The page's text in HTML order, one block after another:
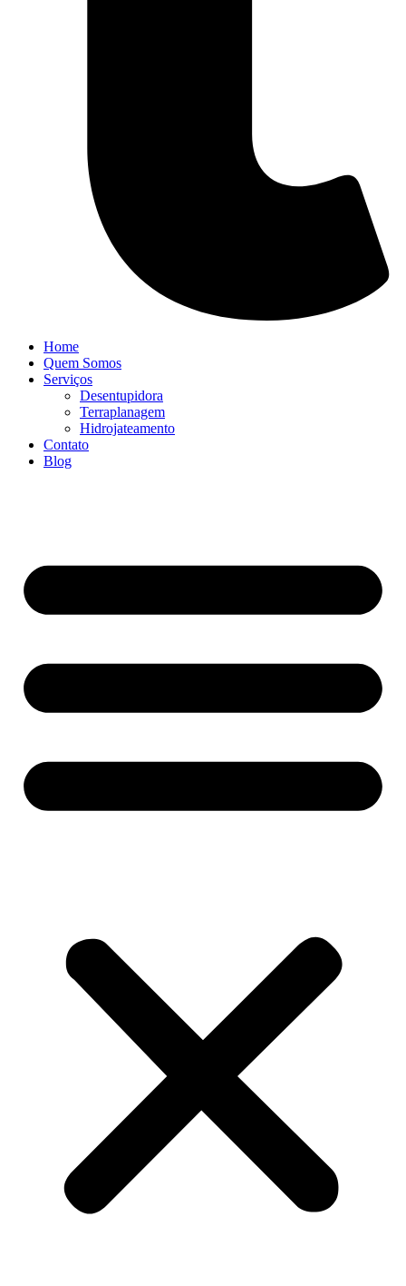
Home
Quem Somos
Serviços
Desentupidora
Terraplanagem
Hidrojateamento
Contato
Blog